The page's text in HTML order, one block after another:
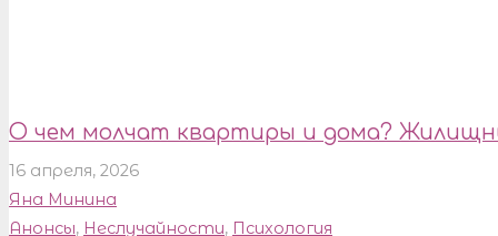
О чем молчат квартиры и дома?
16 апреля, 2026
Яна Минина
Анонсы, Неслучайности, Психология